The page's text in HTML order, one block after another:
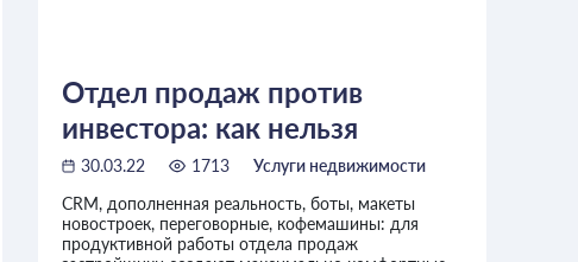
Отдел продаж против
инвестора: как нельзя
продавать недвижимость
30.03.22 1713
Услуги недвижимости
CRM, дополненная реальность, боты, макеты
новостроек, переговорные, кофемашины: для
продуктивной работы отдела продаж